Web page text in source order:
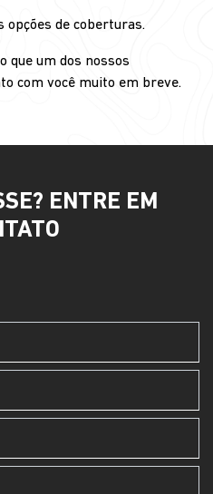
opções de coberturas.
que um dos nossos
com você muito em breve.
ENTRE EM